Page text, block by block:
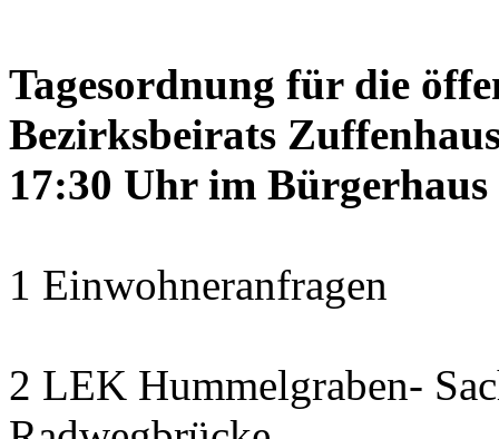
Tagesordnung für die
Bezirksbeirats
17:30 Uhr im
1 Einwohneranfragen
2 LEK Hummelgraben-